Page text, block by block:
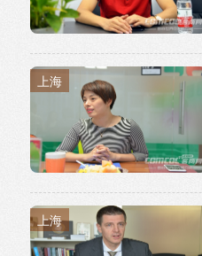
上海
上海